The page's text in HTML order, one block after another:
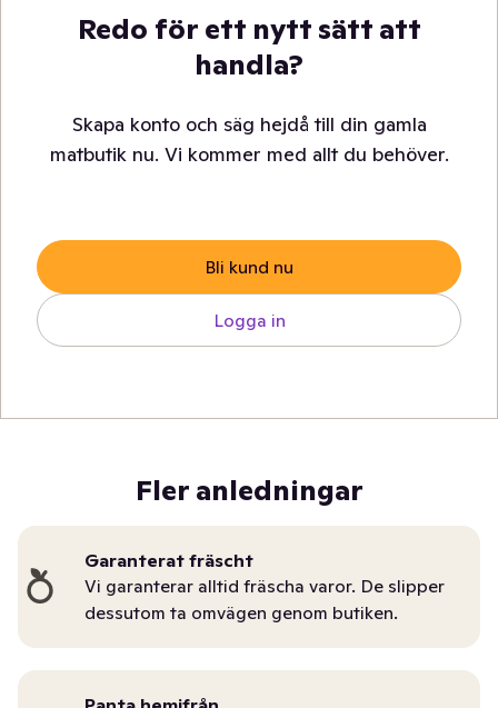
Redo för ett nytt sätt att
handla?
Skapa konto och säg hejdå till din gamla
matbutik nu. Vi kommer med allt du behöver.
Bli kund nu
Logga in
Fler anledningar
Garanterat fräscht
Vi garanterar alltid fräscha varor. De slipper
dessutom ta omvägen genom butiken.